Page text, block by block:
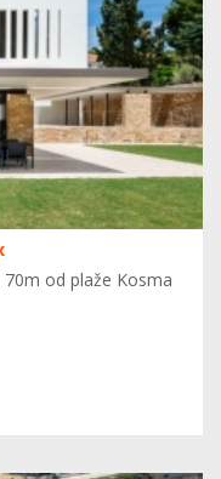
od plaže Kosma